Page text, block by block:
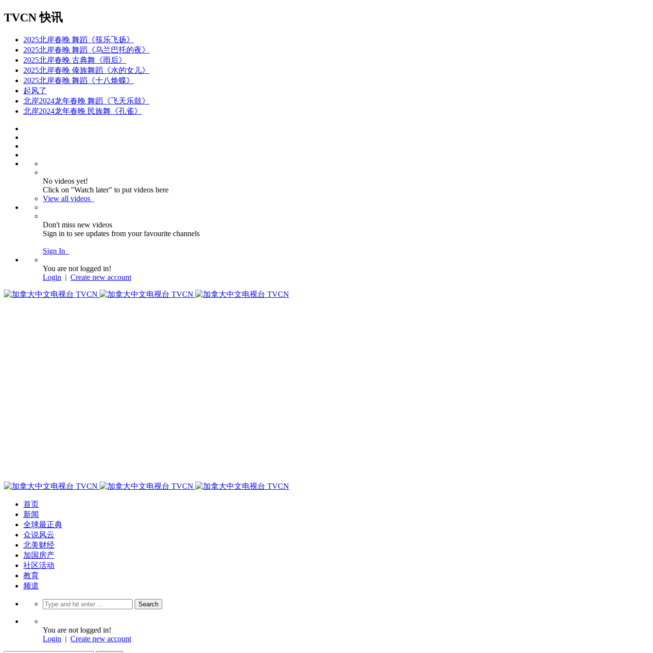
TVCN 快讯
2025北岸春晚 舞蹈《筷乐飞扬》
2025北岸春晚 舞蹈《乌兰巴托的夜》
2025北岸春晚 古典舞《雨后》
2025北岸春晚 傣族舞蹈《水的女儿》
2025北岸春晚 舞蹈《十八焕蝶》
起风了
北岸2024龙年春晚 舞蹈《飞天乐鼓》
北岸2024龙年春晚 民族舞《孔雀》
No videos yet!
Click on "Watch later" to put videos here
View all videos
Don't miss new videos
Sign in to see updates from your favourite channels
Sign In
You are not logged in!
Login | Create new account
首页
新闻
全球最正典
众说风云
北美财经
加国房产
社区活动
教育
频道
You are not logged in!
Login | Create new account